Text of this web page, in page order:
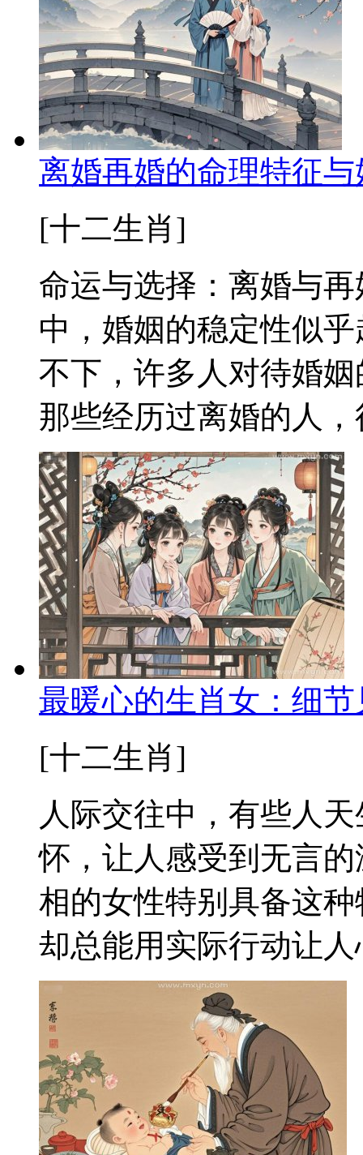
离婚再婚的命理特征
[十二生肖]
命运与选择：离婚与
中，婚姻的稳定性似
不下，许多人对待婚
那些经历过离婚的人
最暖心的生肖女：细
[十二生肖]
人际交往中，有些人
怀，让人感受到无言
相的女性特别具备这
却总能用实际行动让